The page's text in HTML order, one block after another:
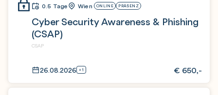
0.5 Tage Wien ONLINE PRÄSENZ
Cyber Security Awareness & Phishing
(CSAP)
CSAP
26.08.2026 +1 € 650,-